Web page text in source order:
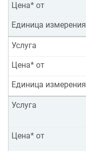
Цена* от
Единица измерения
Услуга
Цена* от
Единица измерения
Услуга
Цена* от